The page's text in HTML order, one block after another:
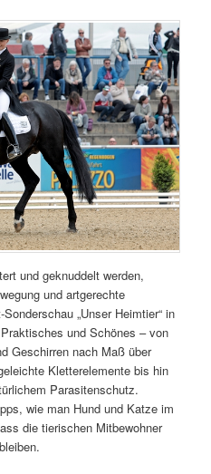
und geknuddelt werden,
und artgerechte
„Unser Heimtier“ in
und Schönes – von
Geschirren nach Maß über
Kletterelemente bis hin
Parasitenschutz.
wie man Hund und Katze im
die tierischen Mitbewohner